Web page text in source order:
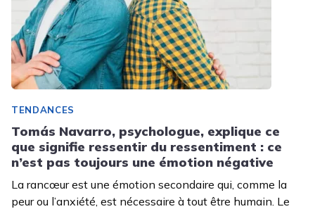
TENDANCES
Tomás Navarro, psychologue, explique ce
que signifie ressentir du ressentiment : ce
n’est pas toujours une émotion négative
La rancœur est une émotion secondaire qui, comme la
peur ou l’anxiété, est nécessaire à tout être humain. Le